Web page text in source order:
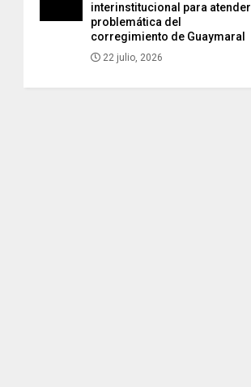
interinstitucional para atender
problemática del
corregimiento de Guaymaral
22 julio, 2026